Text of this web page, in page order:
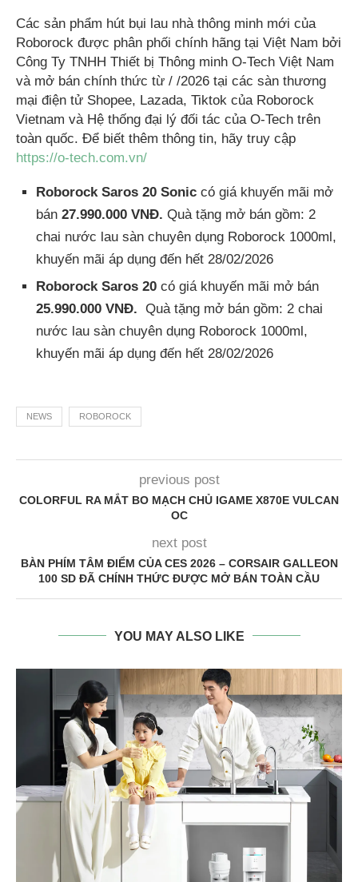
Các sản phẩm hút bụi lau nhà thông minh mới của
Roborock được phân phối chính hãng tại Việt Nam bởi
Công Ty TNHH Thiết bị Thông minh O-Tech Việt Nam
và mở bán chính thức từ / /2026 tại các sàn thương
mại điện tử Shopee, Lazada, Tiktok của Roborock
Vietnam và Hệ thống đại lý đối tác của O-Tech trên
toàn quốc. Để biết thêm thông tin, hãy truy cập
https://o-tech.com.vn/
Roborock Saros 20 Sonic có giá khuyến mãi mở
bán 27.990.000 VNĐ. Quà tặng mở bán gồm: 2
chai nước lau sàn chuyên dụng Roborock 1000ml,
khuyến mãi áp dụng đến hết 28/02/2026
Roborock Saros 20 có giá khuyến mãi mở bán
25.990.000 VNĐ. Quà tặng mở bán gồm: 2 chai
nước lau sàn chuyên dụng Roborock 1000ml,
khuyến mãi áp dụng đến hết 28/02/2026
NEWS ROBOROCK
previous post
COLORFUL RA MẮT BO MẠCH CHỦ IGAME X870E VULCAN
OC
next post
BÀN PHÍM TÂM ĐIỂM CỦA CES 2026 – CORSAIR GALLEON
100 SD ĐÃ CHÍNH THỨC ĐƯỢC MỞ BÁN TOÀN CẦU
YOU MAY ALSO LIKE